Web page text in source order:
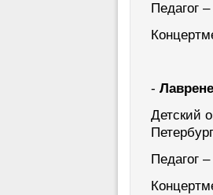
Педагог
-
Детский
Педагог